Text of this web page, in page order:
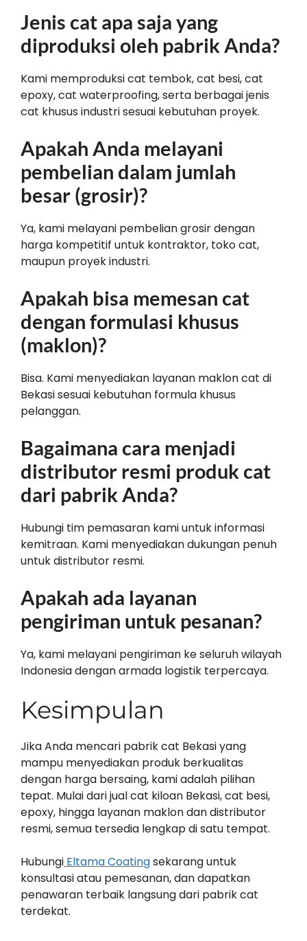
Jenis cat apa saja yang
diproduksi oleh pabrik Anda?
Kami memproduksi cat tembok, cat besi, cat
epoxy, cat waterproofing, serta berbagai jenis
cat khusus industri sesuai kebutuhan proyek.
Apakah Anda melayani
pembelian dalam jumlah
besar (grosir)?
Ya, kami melayani pembelian grosir dengan
harga kompetitif untuk kontraktor, toko cat,
maupun proyek industri.
Apakah bisa memesan cat
dengan formulasi khusus
(maklon)?
Bisa. Kami menyediakan layanan maklon cat di
Bekasi sesuai kebutuhan formula khusus
pelanggan.
Bagaimana cara menjadi
distributor resmi produk cat
dari pabrik Anda?
Hubungi tim pemasaran kami untuk informasi
kemitraan. Kami menyediakan dukungan penuh
untuk distributor resmi.
Apakah ada layanan
pengiriman untuk pesanan?
Ya, kami melayani pengiriman ke seluruh wilayah
Indonesia dengan armada logistik terpercaya.
Kesimpulan
Jika Anda mencari pabrik cat Bekasi yang
mampu menyediakan produk berkualitas
dengan harga bersaing, kami adalah pilihan
tepat. Mulai dari jual cat kiloan Bekasi, cat besi,
epoxy, hingga layanan maklon dan distributor
resmi, semua tersedia lengkap di satu tempat.
Hubungi Eltama Coatingsekarang untuk
konsultasi atau pemesanan, dan dapatkan
penawaran terbaik langsung dari pabrik cat
terdekat.